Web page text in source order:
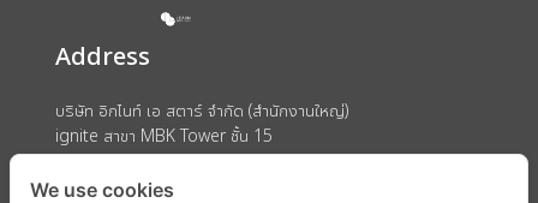
Address
บริษัท อิกไนท์ เอ สตาร์ จำกัด (สำนักงานใหญ่)
ignite สาขา MBK Tower ชั้น 15
ถนนพญาไท แขวงวังใหม่ เขตปทุมวัน กรุงเทพมหานคร 10330
We use cookies